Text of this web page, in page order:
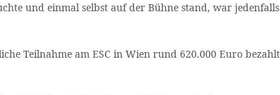
und einmal selbst auf der Bühne stand, war
Teilnahme am ESC in Wien rund 620.000 Euro